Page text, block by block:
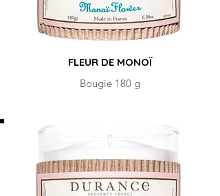
FLEUR DE MONOÏ
Bougie 180 g